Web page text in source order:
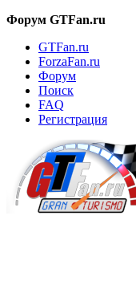
Форум GTFan.ru
GTFan.ru
ForzaFan.ru
Форум
Поиск
FAQ
Регистрация